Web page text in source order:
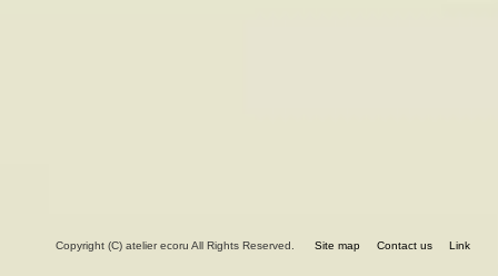
Copyright (C) atelier ecoru All Rights Reserved. Site map Contact us Link